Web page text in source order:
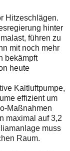
Hitzeschlägen.
hinter
führen zu
mit noch mehr
bekämpft
heute
Kaltluftpumpe,
effizient um
Maßnahmen
maximal auf 3,2
muss
Raum.